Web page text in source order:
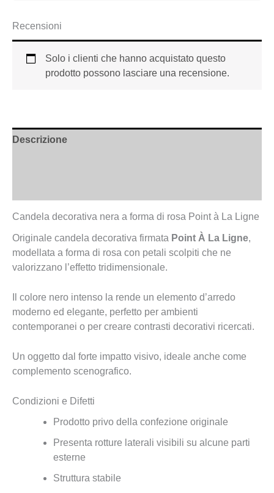
Recensioni
Solo i clienti che hanno acquistato questo
prodotto possono lasciare una recensione.
Descrizione
Candela decorativa nera a forma di rosa Point à La Ligne
Originale candela decorativa firmata Point À La Ligne,
modellata a forma di rosa con petali scolpiti che ne
valorizzano l’effetto tridimensionale.
Il colore nero intenso la rende un elemento d’arredo
moderno ed elegante, perfetto per ambienti
contemporanei o per creare contrasti decorativi ricercati.
Un oggetto dal forte impatto visivo, ideale anche come
complemento scenografico.
Condizioni e Difetti
Prodotto privo della confezione originale
Presenta rotture laterali visibili su alcune parti
esterne
Struttura stabile